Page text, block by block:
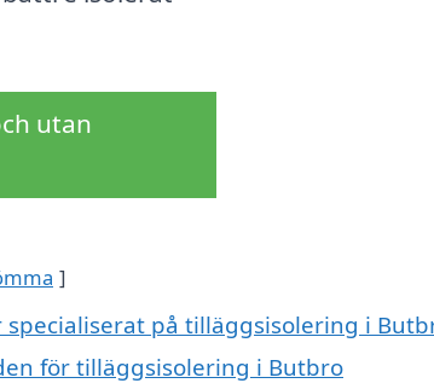
utan
på tilläggsisolering i
för tilläggsisolering i Butbro